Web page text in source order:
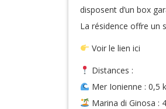
disposent d’un box
La résidence offre un
Voir le lien ici
Distances :
Mer Ionienne : 0,5
Marina di Ginosa :